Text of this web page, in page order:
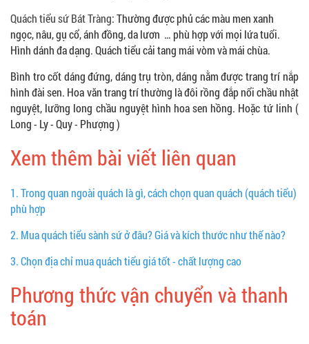
Quách tiểu sứ Bát Tràng: Thường được phủ các màu men xanh
ngọc, nâu, gụ cổ, ánh đồng, da lươn … phù hợp với mọi lứa tuổi.
Hình dánh đa dạng. Quách tiểu cải tang mái vòm và mái chùa.
Bình tro cốt dáng đứng, dáng trụ tròn, dáng nằm được trang trí nắp
hình đài sen. Hoa văn trang trí thường là đôi rồng đắp nổi chầu nhật
nguyệt, lưỡng long chầu nguyệt hình hoa sen hồng. Hoặc tứ linh (
Long - Ly - Quy - Phượng )
Xem thêm bài viết liên quan
1.Trong quan ngoài quách là gì, cách chọn quan quách (quách tiểu)
phù hợp
2. Mua quách tiểu sành sứ ở đâu? Giá và kích thước như thế nào?
3.Chọn địa chỉ mua quách tiểu giá tốt - chất lượng cao
Phương thức vận chuyển và thanh
toán